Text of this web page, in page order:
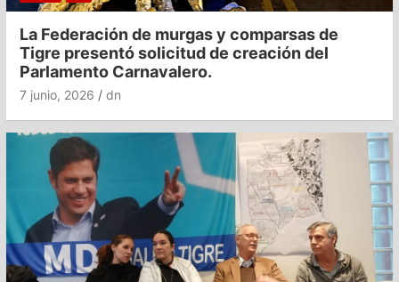
La Federación de murgas y comparsas de
Tigre presentó solicitud de creación del
Parlamento Carnavalero.
7 junio, 2026 dn